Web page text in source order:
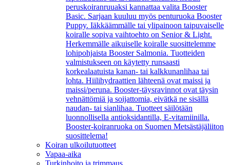
peruskoiranruuaksi kannattaa valita Booster
Basic. Sarjaan kuuluu myös penturuoka Booster
Puppy. Iäkkäämmälle tai ylipainoon taipuvaiselle
koiralle sopiva vaihtoehto on Senior & Light.
Herkemmälle aikuiselle koiralle suosittelemme
lohipohjaista Booster Salmonia. Tuotteiden
valmistukseen on käytetty runsaasti
korkealaatuista kanan- tai kalkkunanlihaa tai
lohta. Hiilihydraattien lähteenä ovat maissi ja
maissi/peruna. Booster-täysravinnot ovat täysin
vehnättömiä ja soijattomia, eivätkä ne sisällä
naudan- tai sianlihaa. Tuotteet säilötään
luonnollisella antioksidantilla, E-vitamiinilla.
Booster-koiranruoka on Suomen Metsästäjäliiton
suosittelema!
Koiran ulkoilutuotteet
Vapaa-aika
Turkinhoito ja trimmaus